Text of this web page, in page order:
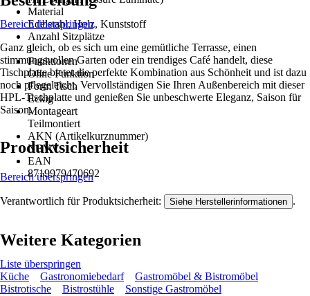
Material
Edelstahl, Holz, Kunststoff
Anzahl Sitzplätze
1
Funktionen
Ohne Funktion
Form Tisch
Eckig
Montageart
Teilmontiert
AKN (Artikelkurznummer)
NEVV
EAN
8719979470692
Bereich überspringen
Ganz gleich, ob es sich um eine gemütliche Terrasse, einen
stimmungsvollen Garten oder ein trendiges Café handelt, diese
Tischplatte bietet die perfekte Kombination aus Schönheit und ist dazu
noch pflegeleicht. Vervollständigen Sie Ihren Außenbereich mit dieser
HPL-Tischplatte und genießen Sie unbeschwerte Eleganz, Saison für
Saison.
Produktsicherheit
Bereich überspringen
Verantwortlich für Produktsicherheit: Siehe Herstellerinformationen .
Weitere Kategorien
Liste überspringen
Küche
Gastronomiebedarf
Gastromöbel & Bistromöbel
Bistrotische
Bistrostühle Sonstige Gastromöbel